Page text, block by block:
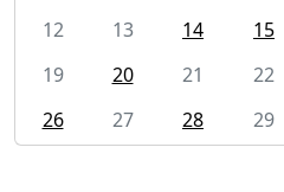
12
13 14 15
19
20 21 22
26
27 28 29